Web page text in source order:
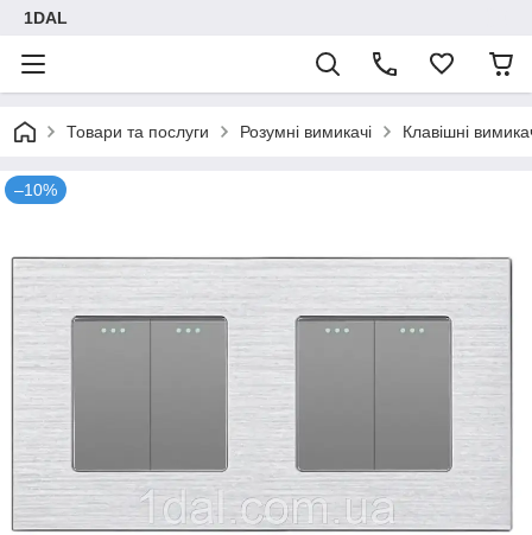
1DAL
Товари та послуги Розумні вимикачі Клавішні
–10%